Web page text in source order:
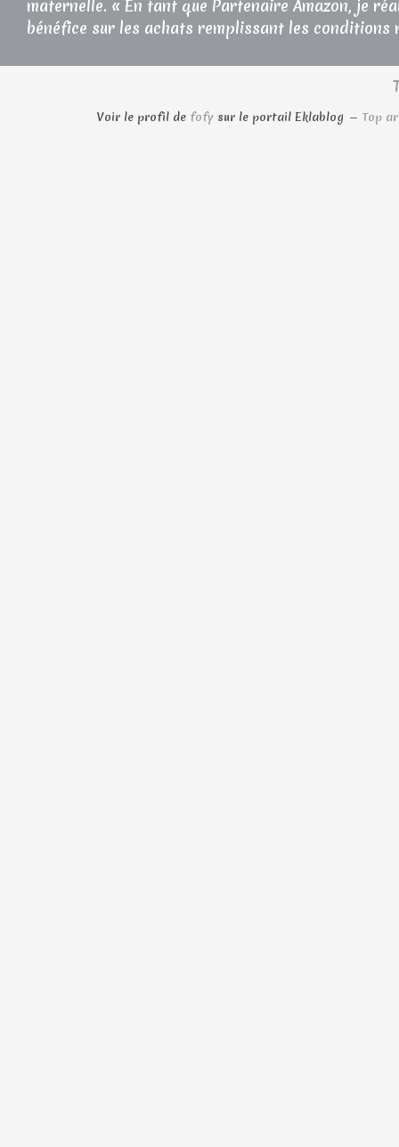
maternelle. « En tant que Partenaire Amazon, je
bénéfice sur les achats remplissant les conditions
Voir le profil de fofysur le portail Eklablog Top